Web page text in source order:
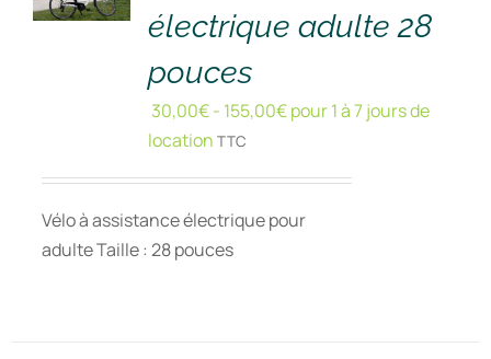
électrique adulte 28
pouces
30,00€- 155,00€pour 1 à 7 jours de
location TTC
Vélo à assistance électrique pour
adulte Taille : 28 pouces